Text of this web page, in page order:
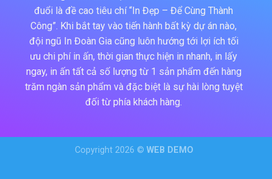
đuổi là đề cao tiêu chí “In Đẹp – Để Cùng Thành
Công”. Khi bắt tay vào tiến hành bất kỳ dự án nào,
đội ngũ In Đoàn Gia cũng luôn hướng tới lợi ích tối
ưu chi phí in ấn, thời gian thực hiện in nhanh, in lấy
ngay, in ấn tất cả số lượng từ 1 sản phẩm đến hàng
trăm ngàn sản phẩm và đặc biệt là sự hài lòng tuyệt
đối từ phía khách hàng.
Copyright 2026 © WEB DEMO